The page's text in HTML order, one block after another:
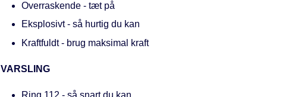
Overraskende - tæt på
Eksplosivt - så hurtig du kan
Kraftfuldt - brug maksimal kraft
VARSLING
Ring 112 - så snart du kan